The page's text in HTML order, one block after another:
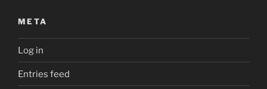
META
Log in
Entries feed